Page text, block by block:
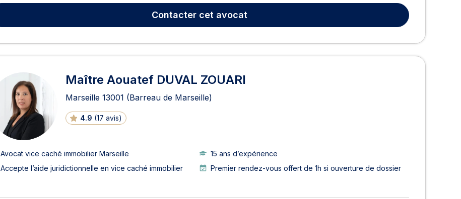
Contactercet avocat
Maître Aouatef DUVAL ZOUARI
Marseille 13001 (Barreau de Marseille)
4.9 (17 avis)
Avocat vice caché immobilier Marseille
15 ans d’expérience
Accepte l’aide juridictionnelle en vice caché immobilier
Premier rendez-vous offert de 1h si ouverture de dossier